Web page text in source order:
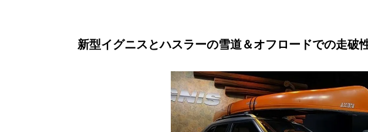
新型イグニスとハスラーの雪道＆オフロードでの走破